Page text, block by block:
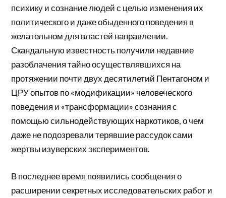
психику и сознание людей с целью изменения их
политического и даже обыденного поведения в
желательном для властей направлении.
Скандальную известность получили недавние
разоблачения тайно осуществлявшихся на
протяжении почти двух десятилетий Пентагоном и
ЦРУ опытов по «модификации» человеческого
поведения и «трансформации» сознания с
помощью сильнодействующих наркотиков, о чем
даже не подозревали терявшие рассудок сами
жертвы изуверских экспериментов.
В последнее время появились сообщения о
расширении секретных исследовательских работ и